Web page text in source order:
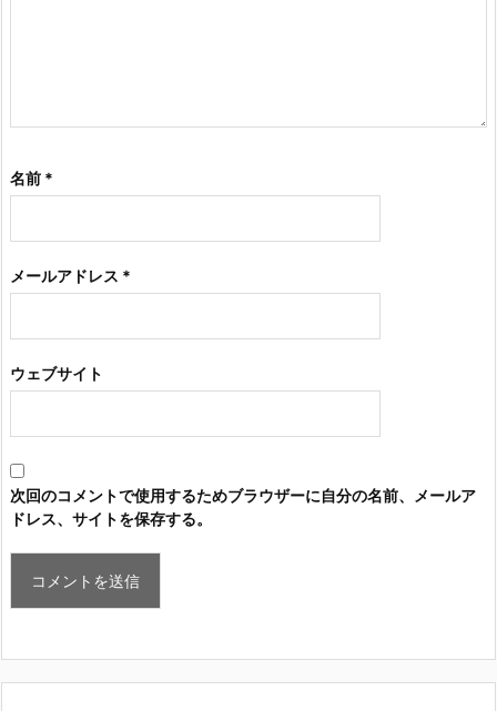
名前 *
メールアドレス *
ウェブサイト
次回のコメントで使用するためブラウザーに自分の名前、メールア
ドレス、サイトを保存する。